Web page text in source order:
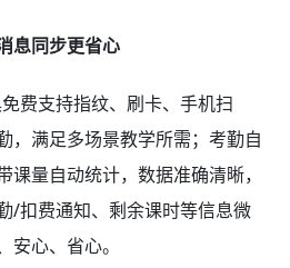
息同步更省心
费支持指纹、刷卡、手机扫
，满足多场景教学所需；考勤自
量自动统计，数据准确清晰，
/扣费通知、剩余课时等信息微
心、省心。